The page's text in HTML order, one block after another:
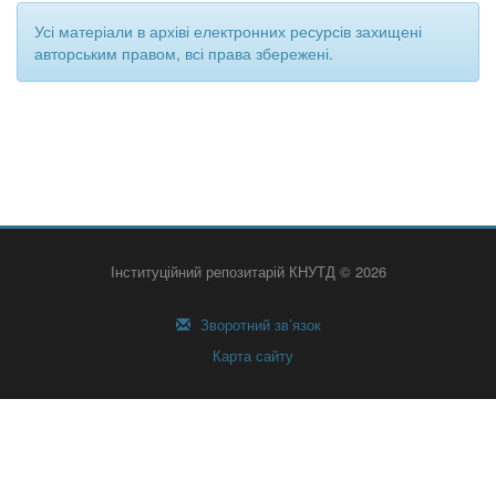
Усі матеріали в архіві електронних ресурсів захищені
авторським правом, всі права збережені.
Інституційний репозитарій КНУТД © 2026
Зворотний зв’язок
Карта сайту